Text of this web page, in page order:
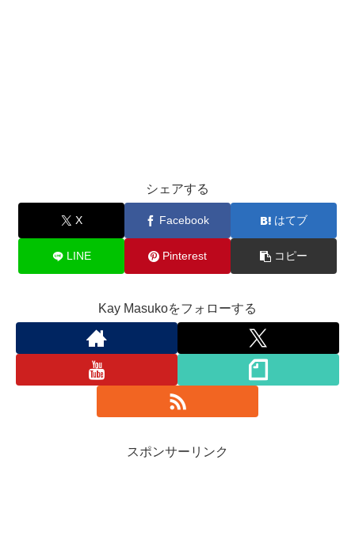
シェアする
X Facebook はてブ
LINE Pinterest コピー
Kay Masukoをフォローする
スポンサーリンク